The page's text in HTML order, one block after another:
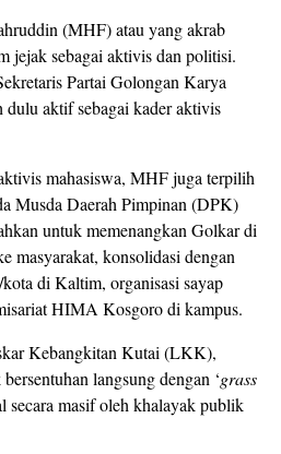
(MHF) atau yang akrab
jejak sebagai aktivis dan politisi.
Partai Golongan Karya
aktif sebagai kader aktivis
mahasiswa, MHF juga terpilih
Musda Daerah Pimpinan (DPK)
untuk memenangkan Golkar di
masyarakat, konsolidasi dengan
di Kaltim, organisasi sayap
HIMA Kosgoro di kampus.
Kebangkitan Kutai (LKK),
langsung dengan ‘grass
secara masif oleh khalayak publik